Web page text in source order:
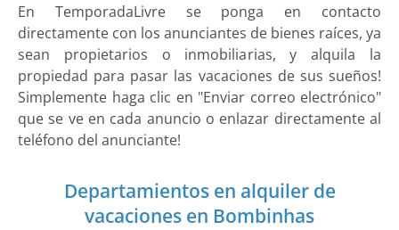
En TemporadaLivre se ponga en contacto
directamente con los anunciantes de bienes raíces, ya
sean propietarios o inmobiliarias, y alquila la
propiedad para pasar las vacaciones de sus sueños!
Simplemente haga clic en "Enviar correo electrónico"
que se ve en cada anuncio o enlazar directamente al
teléfono del anunciante!
Departamientos en alquiler de
vacaciones en Bombinhas